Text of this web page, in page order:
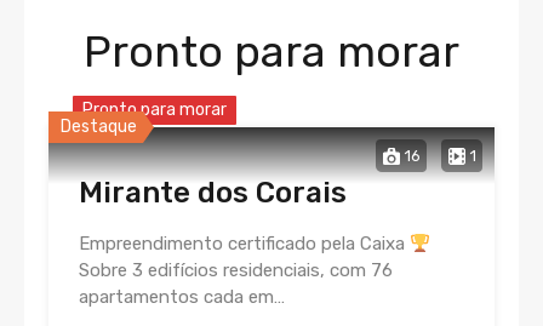
Pronto para morar
Destaque
16 1
Pronto para morar
Mirante dos Corais
Empreendimento certificado pela Caixa
Sobre 3 edifícios residenciais, com 76
apartamentos cada em…